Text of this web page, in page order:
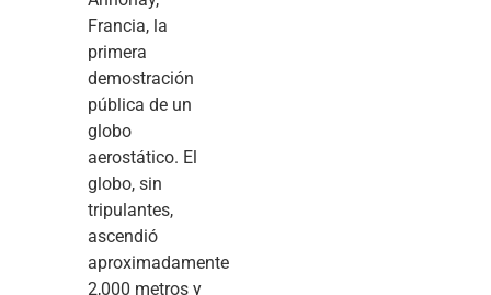
Francia, la
primera
demostración
pública de un
globo
aerostático. El
globo, sin
tripulantes,
ascendió
aproximadamente
2,000 metros y